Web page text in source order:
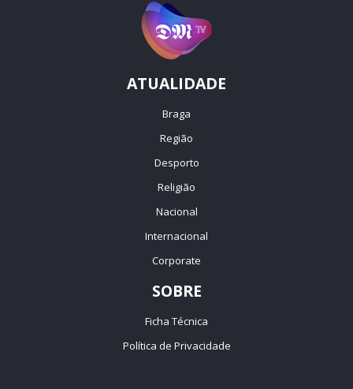
ATUALIDADE
Braga
Região
Desporto
Religião
Nacional
Internacional
Corporate
SOBRE
Ficha Técnica
Política de Privacidade